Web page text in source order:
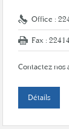
Office :
Fax :
Contactez nos
Détails